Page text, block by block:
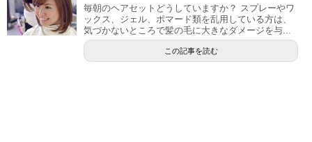
毎朝のヘアセットどうしていますか？ スプレーやワ
ックス、ジェル、ポマード類を乱用している方は、
気づかないところで髪の毛に大きなダメージを与...
この記事を読む